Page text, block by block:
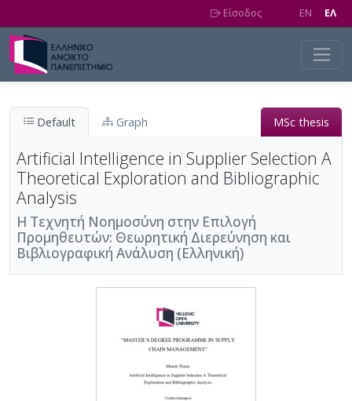
Είσοδος EN EΛ
Default Graph MSc thesis
Artificial Intelligence in Supplier Selection A
Theoretical Exploration and Bibliographic
Analysis
Η Τεχνητή Νοημοσύνη στην Επιλογή
Προμηθευτών: Θεωρητική Διερεύνηση και
Βιβλιογραφική Ανάλυση (Ελληνική)